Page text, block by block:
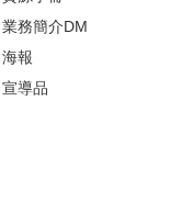
業務簡介DM
海報
宣導品